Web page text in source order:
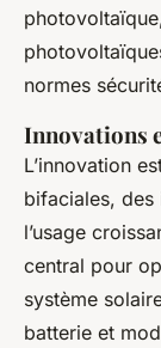
normes
Innovations
L’innovation
bifaciales, des
l’usage
central pour
système
batterie et